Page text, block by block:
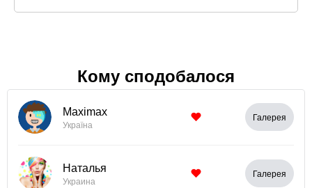
Кому сподобалося
Maximax
Україна
Галерея
Наталья
Украина
Галерея